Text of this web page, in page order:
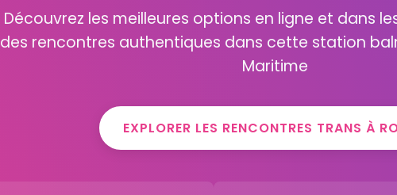
Découvrez les meilleures options en ligne et dans
des rencontres authentiques dans cette station
Maritime
EXPLORER LES RENCONTRES TRANS À